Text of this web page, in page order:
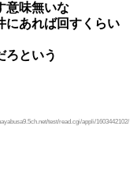
意味無いな
にあれば回すくらい
ろという
test/read.cgi/appli/1603442102/